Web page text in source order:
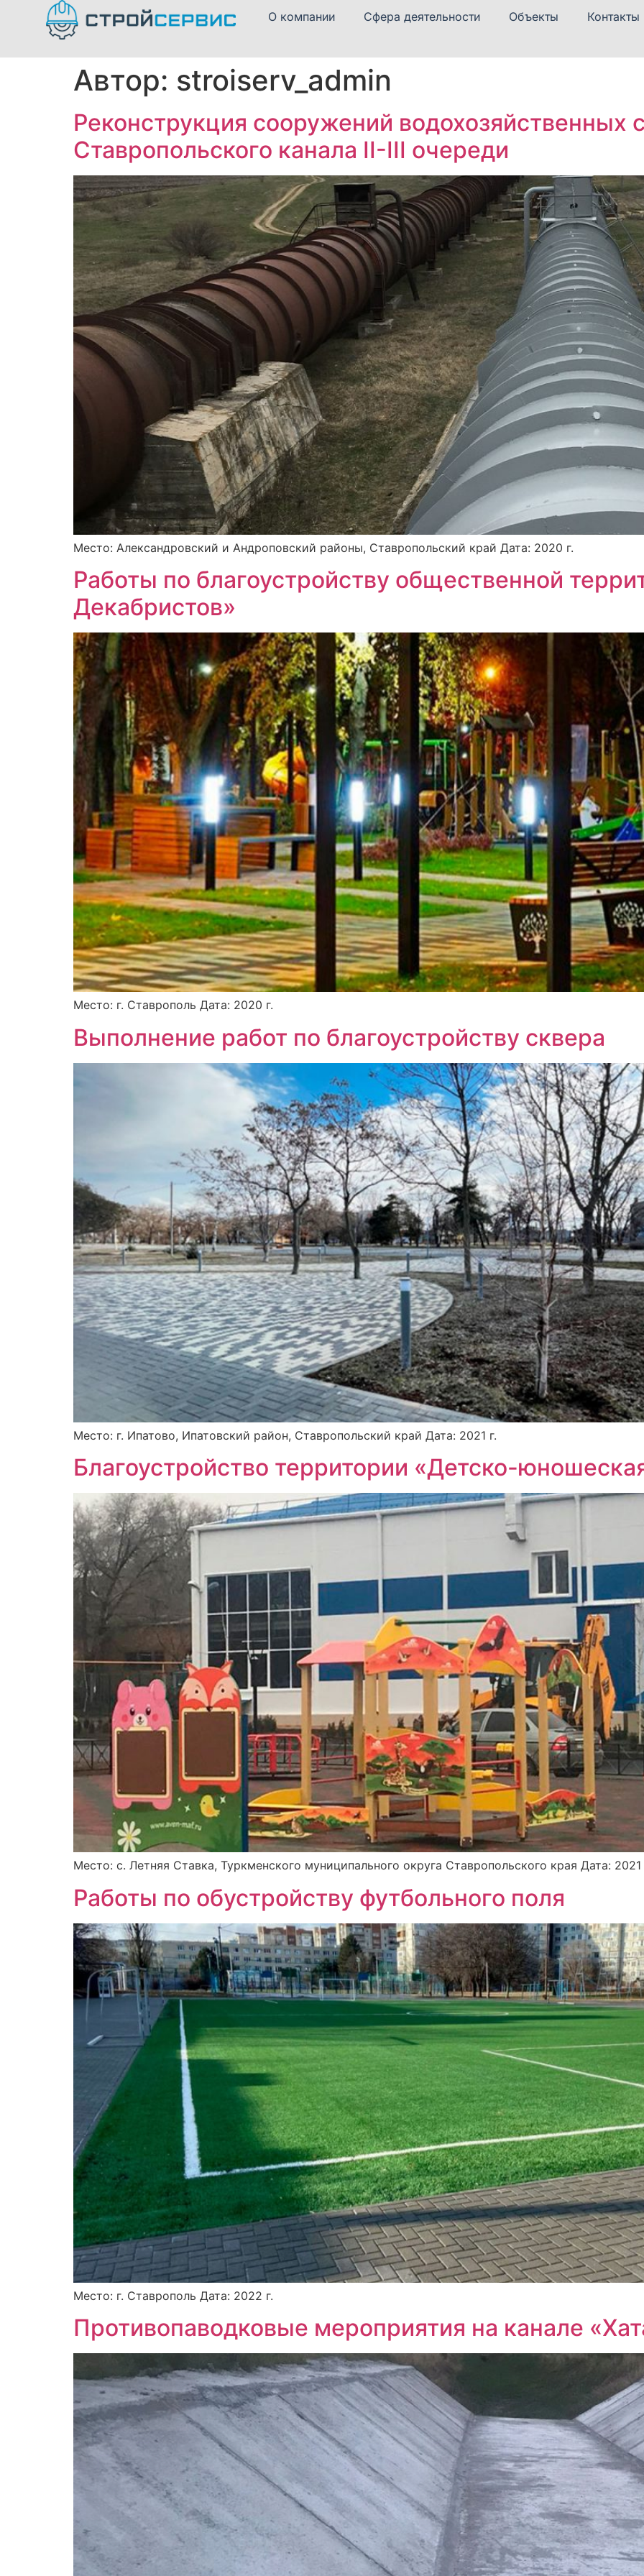
О компании Сфера деятельности Объекты Контакты
Автор: stroiserv_admin
Реконструкция сооружений водохозяйственных
Ставропольского канала II-III очереди
Место: Александровский и Андроповский районы, Ставропольский край Дата: 2020 г.
Работы по благоустройству общественной
Декабристов»
Место: г. Ставрополь Дата: 2020 г.
Выполнение работ по благоустройству сквера
Место: г. Ипатово, Ипатовский район, Ставропольский край Дата: 2021 г.
Благоустройство территории «Детско-
Место: с. Летняя Ставка, Туркменского муниципального округа Ставропольского края Дата: 2021
Работы по обустройству футбольного поля
Место: г. Ставрополь Дата: 2022 г.
Противопаводковые мероприятия на канале